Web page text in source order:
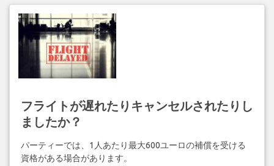
フライトが遅れたりキャンセルされたりし
ましたか？
パーティーでは、1人あたり最大600ユーロの補償を受ける
資格がある場合があります。